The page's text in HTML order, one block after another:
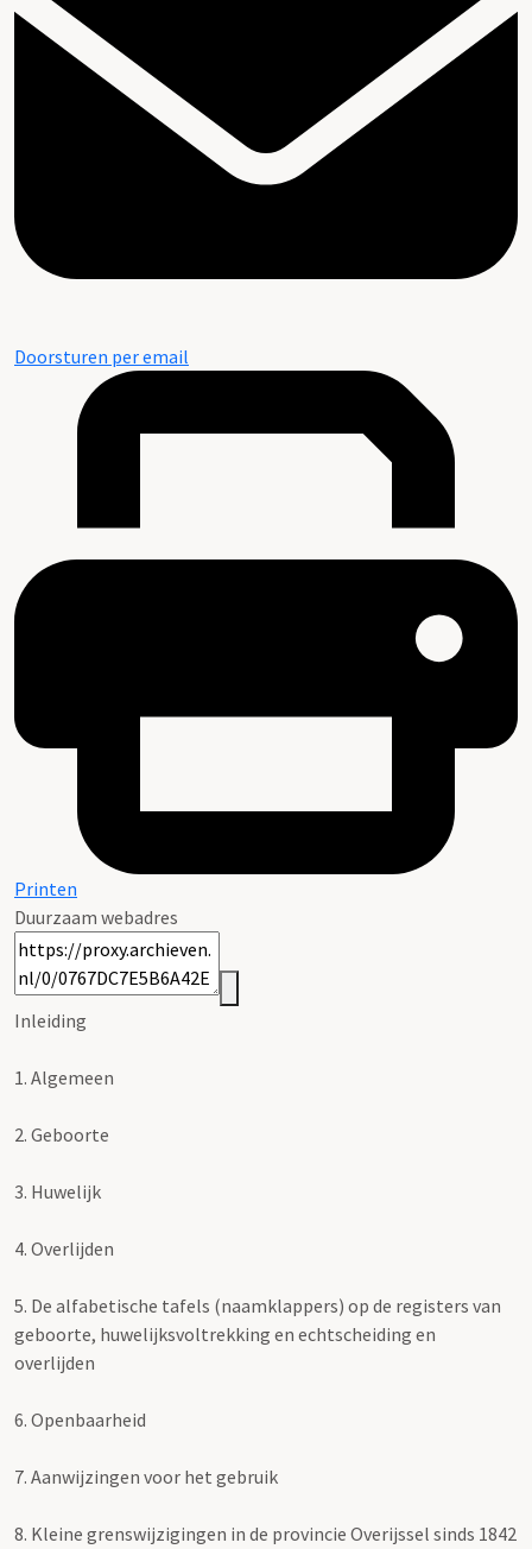
Doorsturen per email
Printen
Duurzaam webadres
Inleiding
1. Algemeen
2. Geboorte
3. Huwelijk
4. Overlijden
5. De alfabetische tafels (naamklappers) op de registers van
geboorte, huwelijksvoltrekking en echtscheiding en
overlijden
6. Openbaarheid
7. Aanwijzingen voor het gebruik
8. Kleine grenswijzigingen in de provincie Overijssel sinds 1842